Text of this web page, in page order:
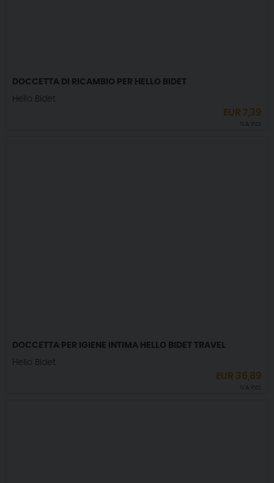
DOCCETTA DI RICAMBIO PER HELLO BIDET
Hello Bidet
EUR7,39
IVA incl.
DOCCETTA PER IGIENE INTIMA HELLO BIDET TRAVEL
Hello Bidet
EUR 36,89
IVA incl.